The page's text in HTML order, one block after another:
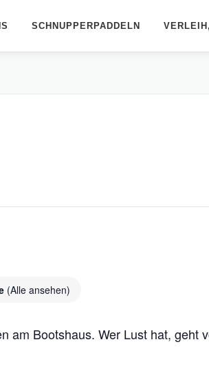
SCHNUPPERPADDELN
(Alle ansehen)
am Bootshaus. Wer Lust hat, geht